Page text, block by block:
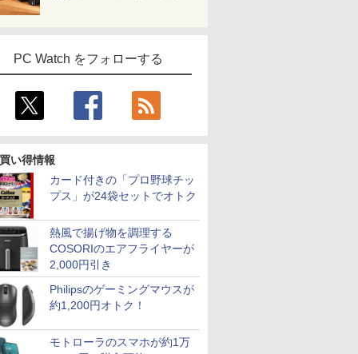
PC Watch をフォローする
い得情報
カード付きの「プロ野球チッ
プス」が24袋セットでオトク
熱風で揚げ物を調理する
COSORIのエアフライヤーが
2,000円引き
Philipsのゲーミングマウスが
約1,200円オトク！
モトローラのスマホが約1万